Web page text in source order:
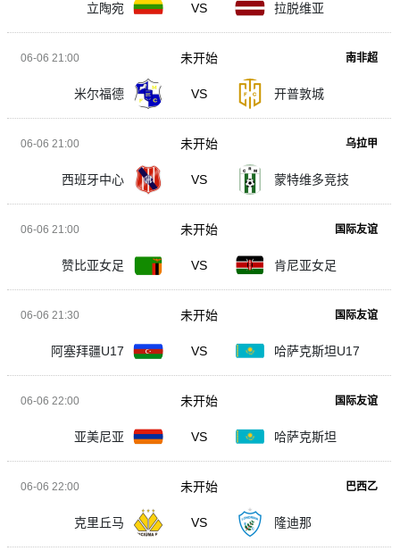
立陶宛 VS 拉脱维亚
06-06 21:00 南非超
米尔福德 VS 开普敦城
未开始
06-06 21:00 乌拉甲
西班牙中心 VS 蒙特维多竞技
未开始
06-06 21:00 国际友谊
赞比亚女足 VS 肯尼亚女足
未开始
06-06 21:30 国际友谊
阿塞拜疆U17 VS 哈萨克斯坦U17
未开始
06-06 22:00 国际友谊
亚美尼亚 VS 哈萨克斯坦
未开始
06-06 22:00 巴西乙
克里丘马 VS 隆迪那
未开始